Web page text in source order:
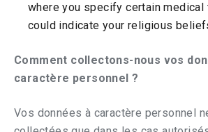
where you specify certain medical
could indicate your religious
Comment collectons-nous vos
caractère personnel ?
Vos données à caractère personnel